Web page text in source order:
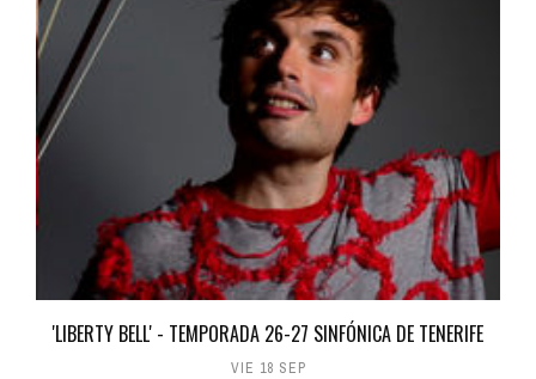
'LIBERTY BELL' - TEMPORADA 26-27 SINFÓNICA DE TENERIFE
VIE 18 SEP